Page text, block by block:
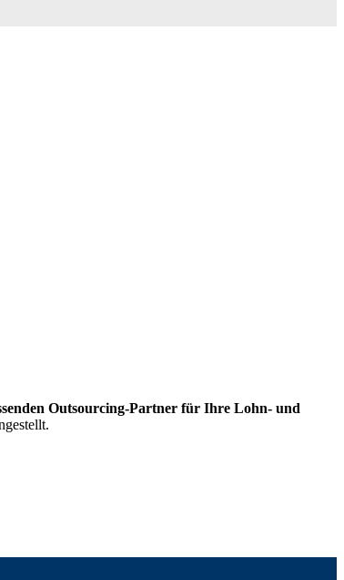
Outsourcing-Partner für Ihre Lohn- und